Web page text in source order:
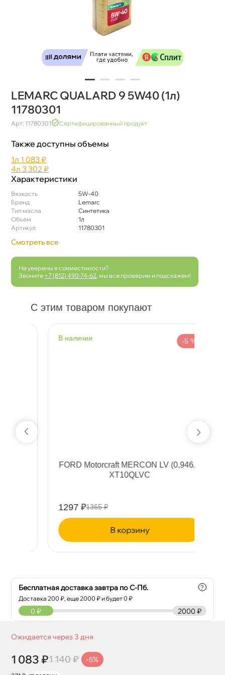
LEMARC QUALARD 9 5W40 (1л)
11780301
Арт: 11780301 Сертифицированный продукт
Также доступны объемы
1л 1 083 ₽
4л 3 302 ₽
Характеристики
язкость
5W-40
Бренд
Lemarc
Тип масла
Синтетика
Объем
1л
Артикул
11780301
Смотреть все
Не уверены в совместимости?
Звоните +7 (812) 490-74-62 , мы все проверим и подскажем!
С этим товаром покупают
наличии -5 %
FORD Motorcraft MERCON LV (0,946л)
XT10QLVC
1297 ₽1365 ₽
корзину
Бесплатная доставка завтра по С-Пб.
Доставка200 ₽, еще2000 ₽ и будет 0 ₽
?
2000 ₽
0 ₽
Ожидается через 3 дня
1 083 ₽1 140 ₽ -5%